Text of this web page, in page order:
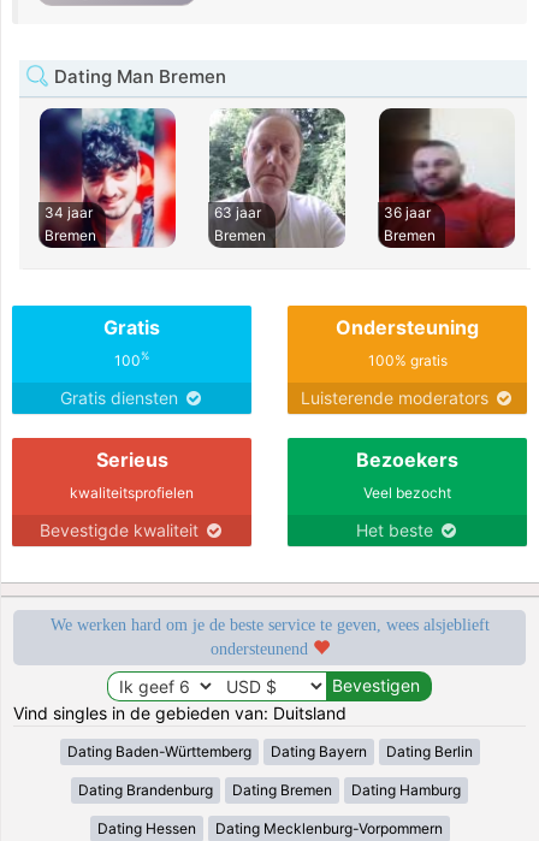
Dating Man Bremen
34 jaar
Bremen
63 jaar
Bremen
36 jaar
Bremen
Gratis
100%
Gratis diensten
Ondersteuning
100% gratis
Luisterende moderators
Serieus
kwaliteitsprofielen
Bevestigde kwaliteit
Bezoekers
Veel bezocht
Het beste
We werken hard om je de beste service te geven, wees alsjeblieft
ondersteunend
Vind singles in de gebieden van: Duitsland
Dating Baden-Württemberg Dating Bayern Dating Berlin
Dating Brandenburg Dating Bremen Dating Hamburg
Dating Hessen Dating Mecklenburg-Vorpommern